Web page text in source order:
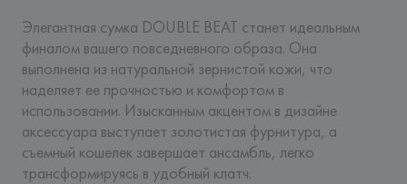
Элегантная сумка DOUBLE BEAT станет идеальным
финалом вашего повседневного образа. Она
выполнена из натуральной зернистой кожи, что
наделяет ее прочностью и комфортом в
использовании. Изысканным акцентом в дизайне
аксессуара выступает золотистая фурнитура, а
съемный кошелек завершает ансамбль, легко
трансформируясь в удобный клатч.